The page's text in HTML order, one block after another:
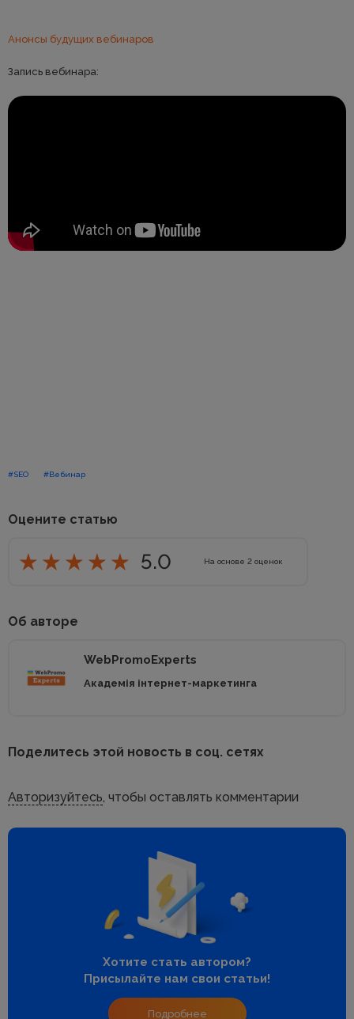
Анонсы будущих вебинаров
Запись вебинара:
#SEO #Вебинар
Оцените статью
5.0 На основе 2 оценок
Об авторе
WebPromoExperts
Академія інтернет-маркетинга
Поделитесь этой новость в соц. сетях
Авторизуйтесь, чтобы оставлять комментарии
Хотите стать автором?
Присылайте нам свои статьи!
Подробнее